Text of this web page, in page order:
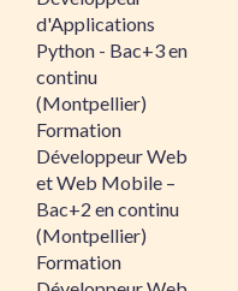
d'Applications
Python - Bac+3 en
continu
(Montpellier)
Formation
Développeur Web
et Web Mobile –
Bac+2 en continu
(Montpellier)
Formation